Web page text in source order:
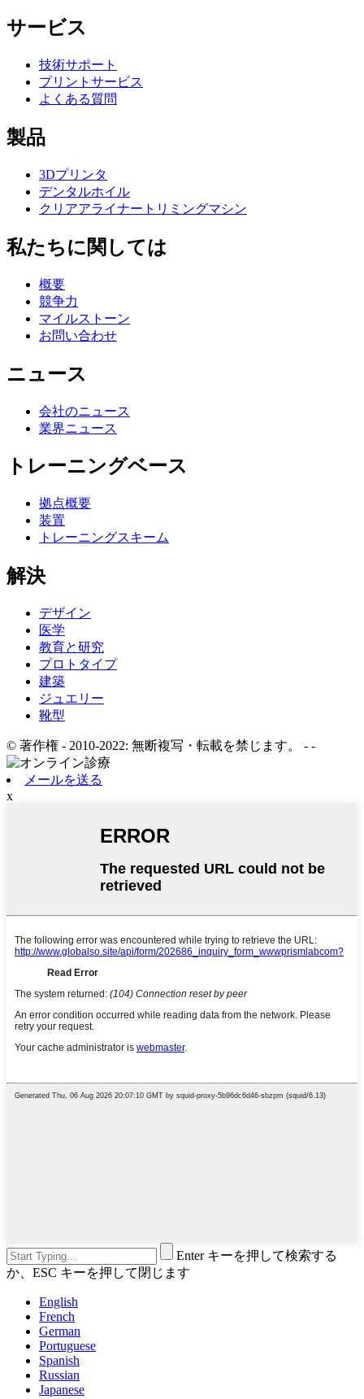
サービス
技術サポート
プリントサービス
よくある質問
製品
3Dプリンタ
デンタルホイル
クリアアライナートリミングマシン
私たちに関しては
概要
競争力
マイルストーン
お問い合わせ
ニュース
会社のニュース
業界ニュース
トレーニングベース
拠点概要
装置
トレーニングスキーム
解決
デザイン
医学
教育と研究
プロトタイプ
建築
ジュエリー
靴型
© 著作権 - 2010-2022: 無断複写・転載を禁じます。 - -
メールを送る
x
Enter キーを押して検索する
か、ESC キーを押して閉じます
English
French
German
Portuguese
Spanish
Russian
Japanese